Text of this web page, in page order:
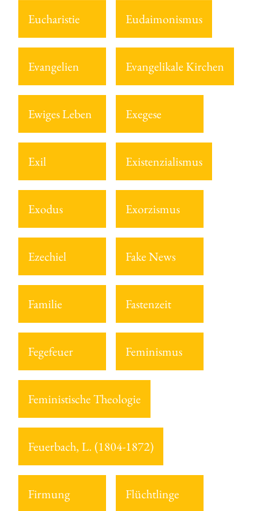
Eucharistie Eudaimonismus
Evangelien Evangelikale Kirchen
Ewiges Leben Exegese
Exil Existenzialismus
Exodus Exorzismus
Ezechiel Fake News
Familie Fastenzeit
Fegefeuer Feminismus
Feministische Theologie
Feuerbach, L. (1804-1872)
Firmung Flüchtlinge